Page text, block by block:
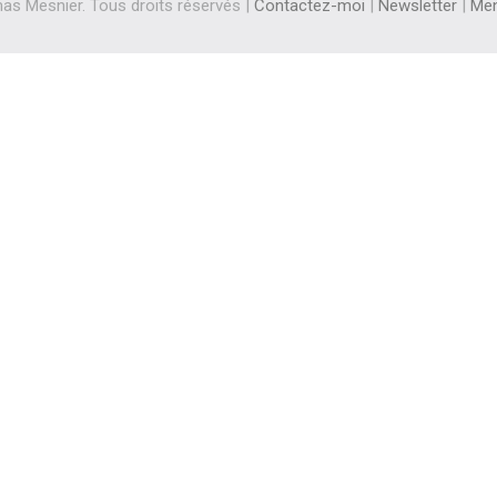
Mesnier. Tous droits réservés |Contactez-moi |Newsletter |